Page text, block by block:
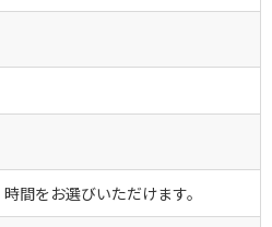
間をお選びいただけます。